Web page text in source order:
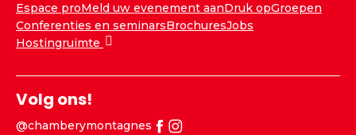
Espace proMeld uw evenement aanDruk opGroepen
Conferenties en seminarsBrochuresJobs
Hostingruimte
Volg ons!
@chamberymontagnes